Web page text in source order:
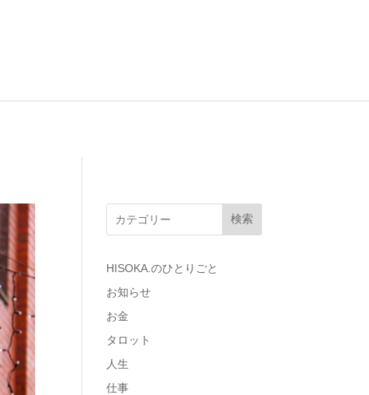
検索
HISOKA.のひとりごと
お知らせ
お金
タロット
人生
仕事